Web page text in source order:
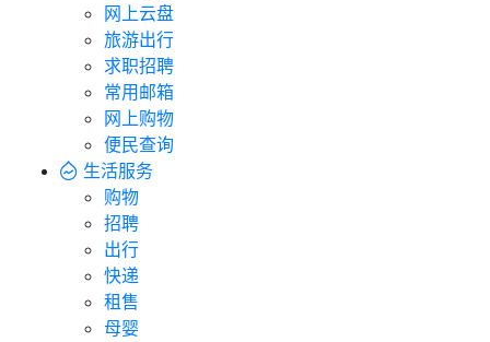
网上云盘
旅游出行
求职招聘
常用邮箱
网上购物
便民查询
生活服务
购物
招聘
出行
快递
租售
母婴